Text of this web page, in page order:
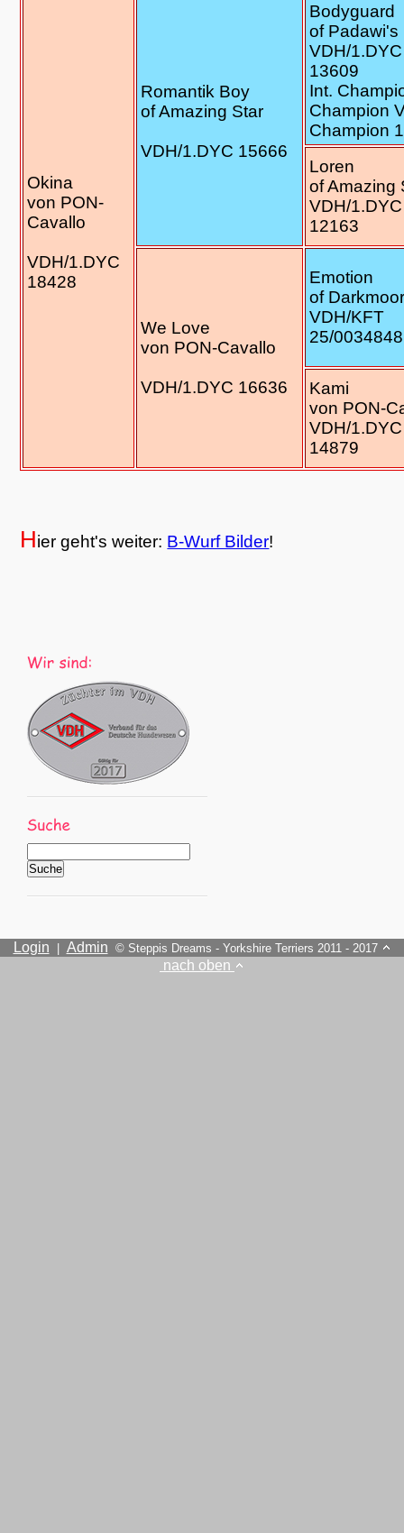
Okina
von PON-
Cavallo
VDH/1.DYC
18428
Romantik Boy
of Amazing Star
VDH/1.DYC 15666
Bodyguard
of Padawi's
VDH/1.DYC
13609
Int.
Champion
Champion
Loren
of Amazing
VDH/1.DYC
12163
We Love
von PON-Cavallo
VDH/1.DYC 16636
Emotion
of
VDH/KFT
25/0034848
Kami
von PON-
VDH/1.DYC
14879
Hier geht's weiter: B-Wurf Bilder!
Login Admin © Steppis Dreams - Yorkshire Terriers 2011 - 2017
nach oben